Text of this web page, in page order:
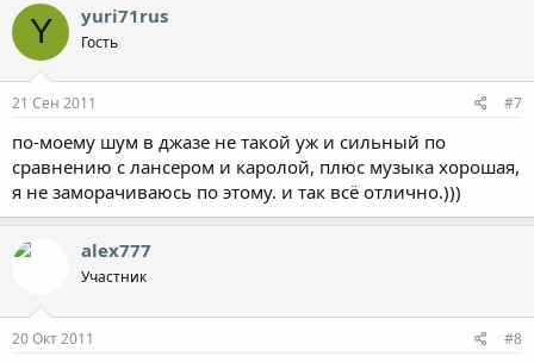
Y yuri71rus
Гость
21 Сен 2011 #7
по-моему шум в джазе не такой уж и сильный по
сравнению с лансером и каролой, плюс музыка хорошая,
я не заморачиваюсь по этому. и так всё отлично.)))
alex777
Участник
20 Окт 2011 #8